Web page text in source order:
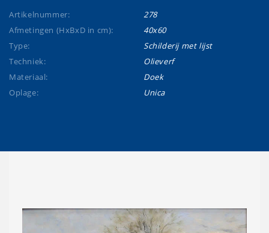
Artikelnummer:
278
Afmetingen (HxBxD in cm):
40x60
Type:
Schilderij met lijst
Techniek:
Olieverf
Materiaal:
Doek
Oplage:
Unica